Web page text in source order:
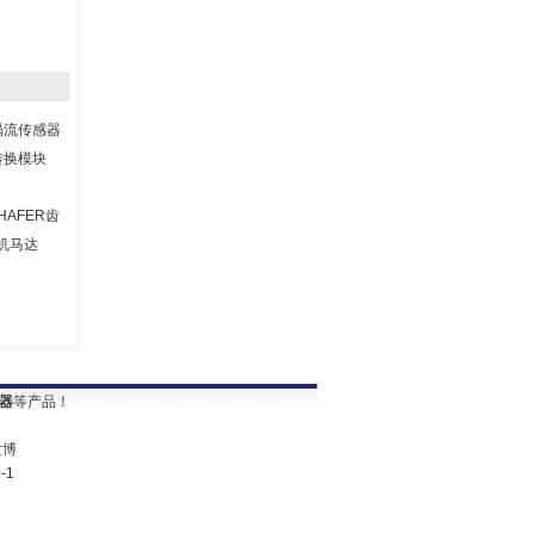
传感器
换模块
齿
马达
等产品！
1